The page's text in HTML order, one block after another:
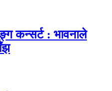
कन्सर्ट : भावनाले